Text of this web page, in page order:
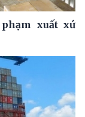
xuất xứ